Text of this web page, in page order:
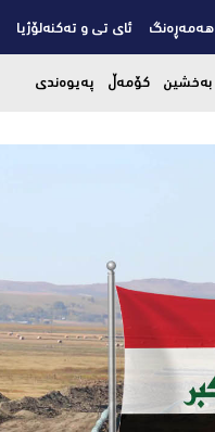
هەمەڕەنگ ئای تی و تەکنەلۆژیا
بەخشین کۆمەڵ پەیوەندی